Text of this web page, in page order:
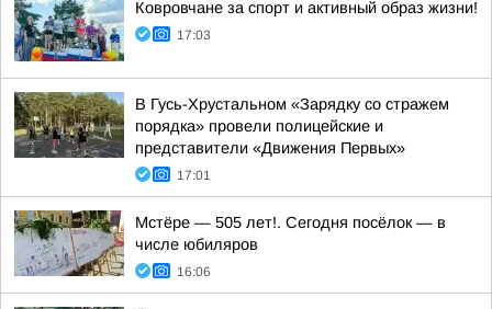
Ковровчане за спорт и активный образ жизни!
17:03
В Гусь-Хрустальном «Зарядку со стражем
порядка» провели полицейские и
представители «Движения Первых»
17:01
Мстёре — 505 лет!. Сегодня посёлок — в
числе юбиляров
16:06